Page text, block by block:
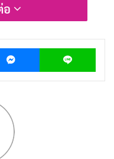
กในญี่ปุ่นและทั่วโลก
ผู้ชม นอกจากนี้ อนิเมะ
จและเล่นกีฬามากขึ้น
(2016) แอนิเมชั่นนีโอนัวร์
อ
Messenger Line